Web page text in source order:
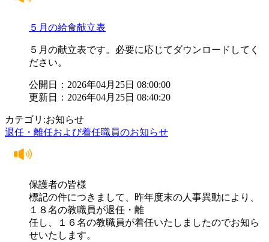
５月の給食献立表
５月の献立表です。必要に応じてダウンロードしてく
ださい。
公開日：2026年04月25日 08:00:00
更新日：2026年04月25日 08:40:20
カテゴリ:お知らせ
退任・離任および着任職員のお知らせ
保護者の皆様
標記の件につきまして、昨年度末の人事異動により、
１８名の教職員が退任・離
任し、１６名の教職員が着任いたしましたのでお知ら
せいたします。